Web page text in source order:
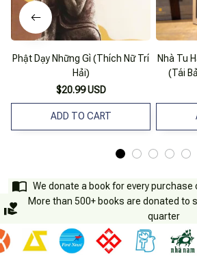
Phật Dạy Những Gì (Thích Nữ Trí
Hải)
$20.99 USD
ADD TO CART
Nhà Tu
(Tái
We donate a book for every purchase
More than 500+ books are donated to
quarter